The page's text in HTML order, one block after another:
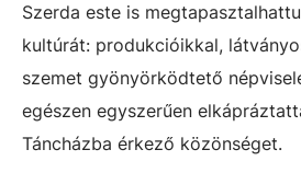
Szerda este is
kultúrát: produkcióikkal,
szemet gyönyörködtető
egészen egyszerűen
Táncházba érkező közönséget.